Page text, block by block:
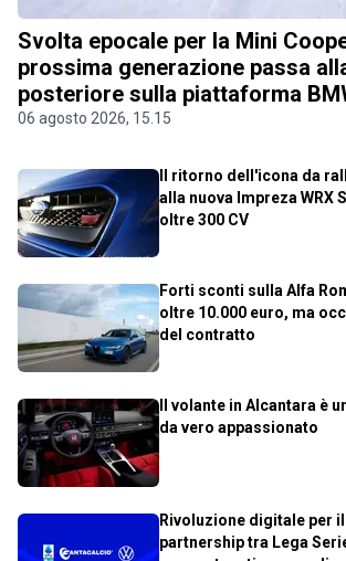
Svolta epocale per la Mini
prossima generazione passa
posteriore sulla piattaforma
06 agosto 2026, 15.15
Il ritorno dell'icona da
alla nuova Impreza WRX
oltre 300 CV
Forti sconti sulla Alfa
oltre 10.000 euro, ma
del contratto
Il volante in Alcantara è
da vero appassionato
Rivoluzione digitale per
partnership tra Lega